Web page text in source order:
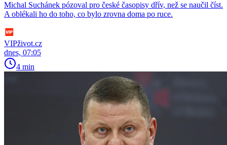
Michal Suchánek pózoval pro české časopisy dřív, než se naučil číst.
A oblékali ho do toho, co bylo zrovna doma po ruce.
VIPživot.cz
dnes, 07:05
4 min